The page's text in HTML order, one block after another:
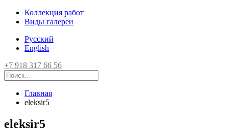
Коллекция работ
Виды галереи
Русский
English
+7 918 317 66 56
Главная
eleksir5
eleksir5